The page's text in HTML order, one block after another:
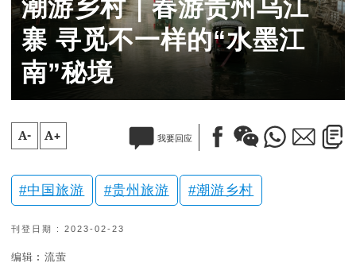
潮游乡村｜春游贵州乌江
寨 寻觅不一样的“水墨江
南”秘境
A- A+ 我要回应
中国旅游 贵州旅游 潮游乡村
刊登日期 : 2023-02-23
编辑︰流萤